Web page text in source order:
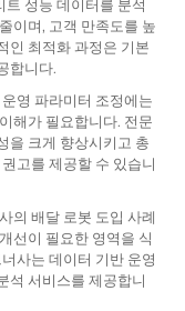
성능 데이터를 분석
이며, 고객 만족도를 높
인 최적화 과정은 기본
합니다.
영 파라미터 조정에는
해가 필요합니다. 전문
을 크게 향상시키고 총
고를 제공할 수 있습니
의 배달 로봇 도입 사례
선이 필요한 영역을 식
사는 데이터 기반 운영
석 서비스를 제공합니